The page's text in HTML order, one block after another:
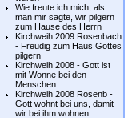
Wie freute ich mich, als
man mir sagte, wir pilgern
zum Hause des Herrn
Kirchweih 2009 Rosenbach
- Freudig zum Haus Gottes
pilgern
Kirchweih 2008 - Gott ist
mit Wonne bei den
Menschen
Kirchweih 2008 Rosenb -
Gott wohnt bei uns, damit
wir bei ihm wohnen